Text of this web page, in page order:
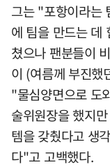
그는 "포항이라는
에 팀을 만드는 데
쳤으나 팬분들이
이 (여름께 부진했
"물심양면으로 도
술위원장을 했지
템을 갖췄다고 생
다"고 고백했다.